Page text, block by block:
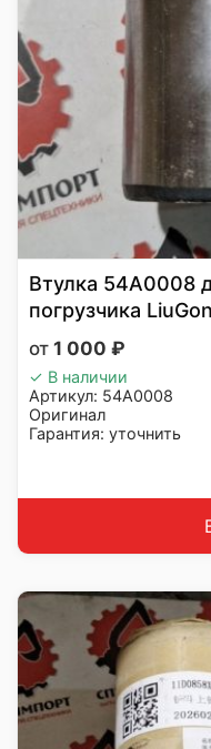
Втулка 54A0008
погрузчика
1 000 ₽
✓ В наличии
Артикул: 54A0008
Оригинал
Гарантия: уточнить